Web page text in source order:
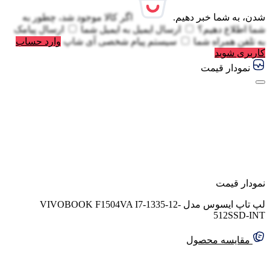
شدن، به شما خبر دهیم.
اگر کالا موجود شد، چطور به
شما اطلاع دهیم؟
ارسال ایمیل به ایمیل شما
ارسال پیامک
به تلفن همراه شما سیستم پیام شخصی آی شاپ وارد حساب
کاربری شوید
نمودار قیمت
نمودار قیمت
لپ تاپ ایسوس مدل VIVOBOOK F1504VA I7-1335-12-
512SSD-INT
مقایسه محصول